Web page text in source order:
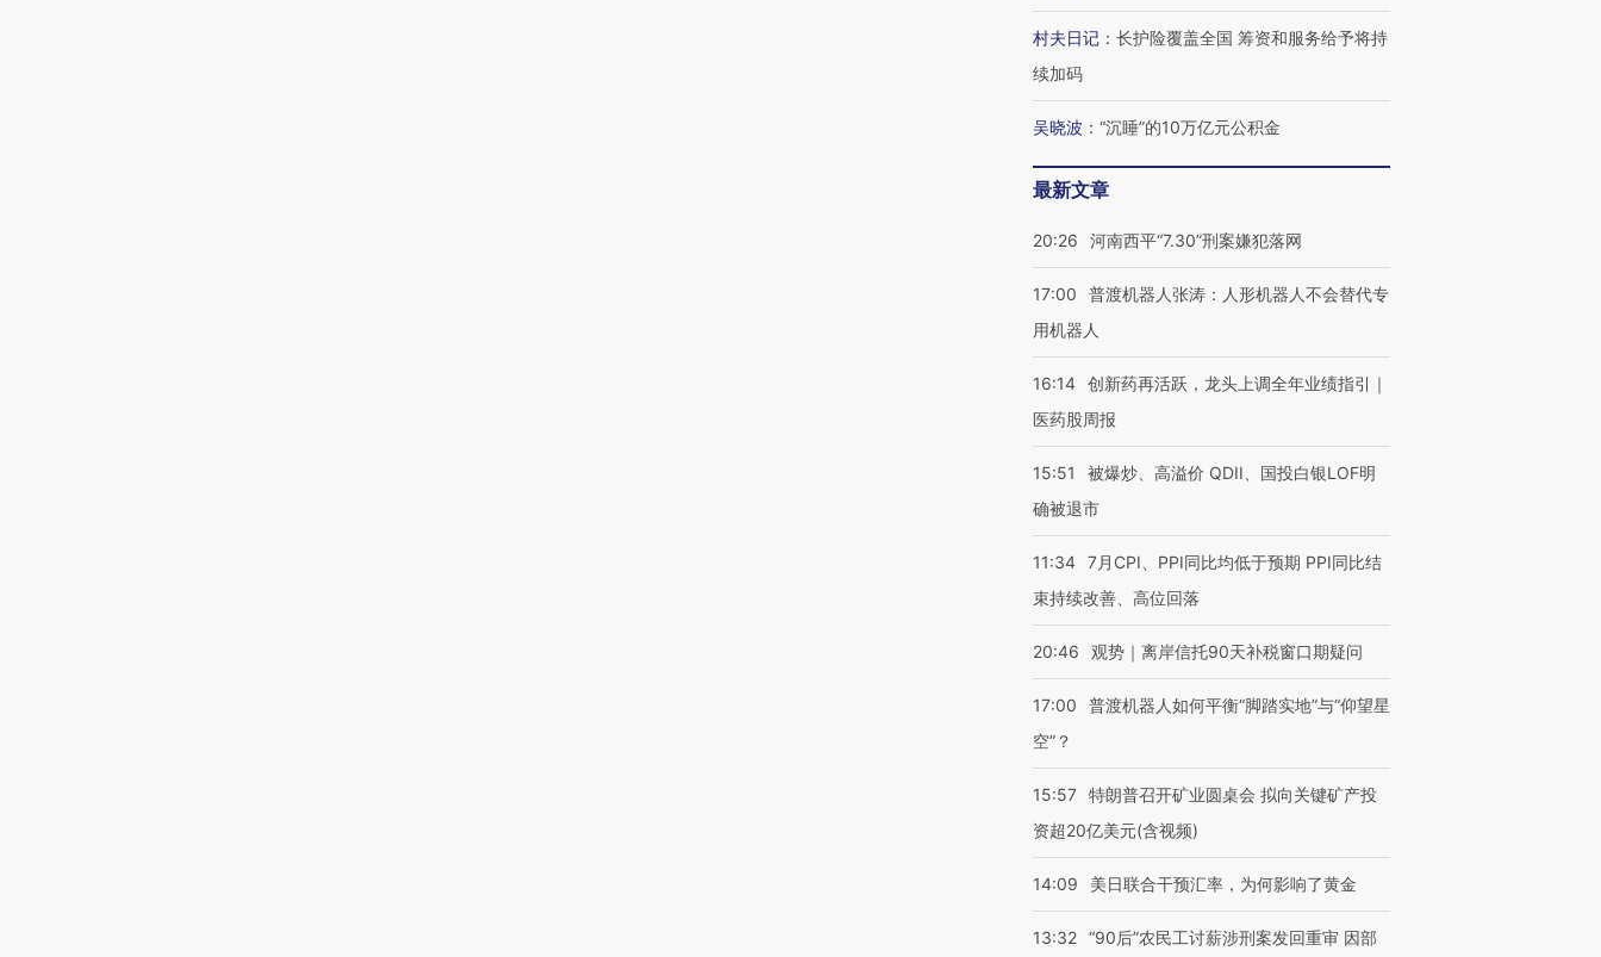
村夫日记 ： 长护险覆盖全国 筹资和服务给予将持
续加码
吴晓波 ： “沉睡”的10万亿元公积金
最新文章
20:26 河南西平“7.30”刑案嫌犯落网
17:00
普渡机器人张涛：人形机器人不会替代专
用机器人
16:14 创新药再活跃，龙头上调全年业绩指引｜
医药股周报
15:51
被爆炒、高溢价 QDII、国投白银LOF明
确被退市
11:34 7月CPI、PPI同比均低于预期 PPI同比结
束持续改善、高位回落
20:46 观势｜离岸信托90天补税窗口期疑问
17:00
普渡机器人如何平衡“脚踏实地”与“仰望星
空”？
15:57 特朗普召开矿业圆桌会 拟向关键矿产投
资超20亿美元(含视频)
14:09 美日联合干预汇率，为何影响了黄金
13:32 “90后”农民工讨薪涉刑案发回重审 因部